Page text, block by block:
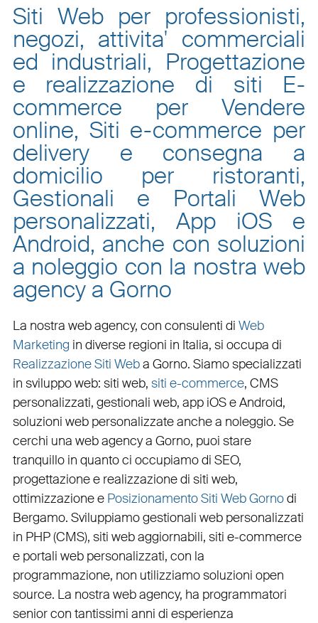
Siti Web per professionisti,
negozi, attivita' commerciali
ed industriali, Progettazione
e realizzazione di siti E-
commerce per Vendere
online, Siti e-commerce per
delivery e consegna a
domicilio per ristoranti,
Gestionali e Portali Web
personalizzati, App iOS e
Android, anche con soluzioni
a noleggio con la nostra web
agency a Gorno
La nostra web agency, con consulenti di Web
Marketing in diverse regioni in Italia, si occupa di
Realizzazione Siti Weba Gorno. Siamo specializzati
in sviluppo web: siti web, siti e-commerce, CMS
personalizzati, gestionali web, app iOS e Android,
soluzioni web personalizzateanche a noleggio. Se
cerchi una web agency a Gorno, puoi stare
tranquillo in quanto ci occupiamo di SEO,
progettazione e realizzazione di siti web,
ottimizzazionee Posizionamento Siti Web Gornodi
Bergamo. Sviluppiamogestionali web personalizzati
in PHP(CMS), siti web aggiornabili, siti e-commerce
e portali web personalizzati, con la
programmazione, non utilizziamo soluzioni open
source. La nostra web agency, ha programmatori
senior con tantissimi anni di esperienza